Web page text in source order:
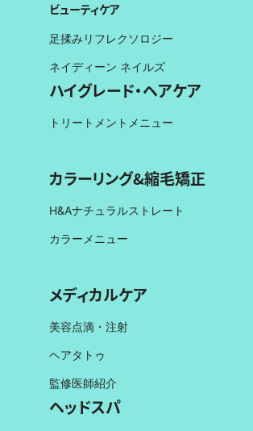
ビューティケア
足揉みリフレクソロジー
ネイディーン ネイルズ
ハイグレード・ヘアケア
トリートメントメニュー
カラーリング&縮毛矯正
H&Aナチュラルストレート
カラーメニュー
メディカルケア
美容点滴・注射
ヘアタトゥ
監修医師紹介
ヘッドスパ